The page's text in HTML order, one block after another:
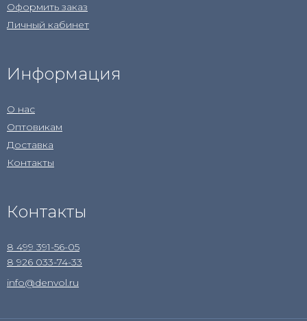
Оформить заказ
Личный кабинет
Информация
О нас
Оптовикам
Доставка
Контакты
Контакты
8 499 391-56-05
8 926 033-74-33
info@denvol.ru